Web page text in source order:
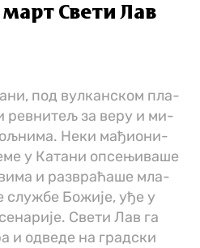
Све­ти Лав
под вул­кан­ском пла­
рев­ни­тељ за ве­ру и ми­
Не­ки ма­ђи­о­ни­
у Ка­та­ни оп­се­њи­ва­ше
и раз­вра­ћа­ше мла­
Бо­жи­је, уђе у
Све­ти Лав га
и од­ве­де на град­ски